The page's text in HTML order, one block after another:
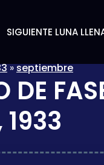
SIGUIENTE LUNA
»septiembre
DE
1933